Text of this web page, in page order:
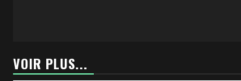
VOIR PLUS...